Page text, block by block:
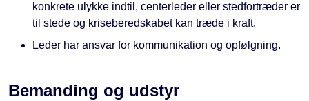
konkrete ulykke indtil, centerleder eller stedfortræder er
til stede og kriseberedskabet kan træde i kraft.
Leder har ansvar for kommunikation og opfølgning.
Bemanding og udstyr